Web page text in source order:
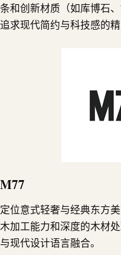
条和创新材质（如库博石
追求现代简约与科技感的精
M77
定位意式轻奢与经典东方
木加工能力和深度的木材
与现代设计语言融合。